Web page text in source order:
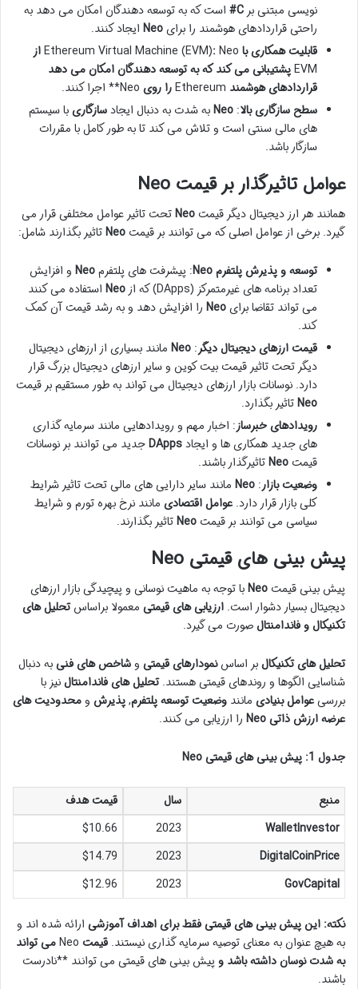
نویسی مبتنی بر C#
است که به توسعه دهندگان امکان می دهد به
راحتی قراردادهای هوشمند را برایNeo ایجاد کنند.
قابلیت همکاری با
Ethereum Virtual Machine (EVM):Neo
از
EVMپشتیبانی می کند که به توسعه دهندگان امکان می دهد
قراردادهای هوشمند Ethereumرا روی Neo** اجرا کنند.
سطح سازگاری بالا:
Neoبه شدت به دنبال ایجادسازگاریبا سیستم
های مالی سنتی است و تلاش می کند تا به طور کامل با مقررات
سازگار باشد.
عوامل تاثیرگذار بر قیمت Neo
همانند هر ارز دیجیتال دیگر قیمتNeoتحت تاثیر عوامل مختلفی قرار می
گیرد. برخی از عوامل اصلی که می توانند بر قیمتNeoتاثیر بگذارند شامل:
توسعه و پذیرش پلتفرم Neo : پیشرفت های پلتفرمNeo و افزایش
تعداد برنامه های غیرمتمرکز (DApps) که از
Neo استفاده می کنند
می تواند تقاضا برایNeo را افزایش دهد و به رشد قیمت آن کمک
کند.
قیمت ارزهای دیجیتال دیگر:
Neo مانند بسیاری از ارزهای دیجیتال
دیگر تحت تاثیر قیمت بیت کوین و سایر ارزهای دیجیتال بزرگ قرار
دارد. نوسانات بازار ارزهای دیجیتال می تواند به طور مستقیم بر قیمت
Neoتاثیر بگذارد.
رویدادهای خبرساز: اخبار مهم و رویدادهایی مانند سرمایه گذاری
های جدید همکاری ها و ایجادDAppsجدید می توانند بر نوسانات
قیمتNeoتاثیرگذار باشند.
وضعیت بازار:
Neo مانند سایر دارایی های مالی تحت تاثیر شرایط
کلی بازار قرار دارد. عوامل اقتصادی مانند نرخ بهره تورم و شرایط
سیاسی می توانند بر قیمتNeoتاثیر بگذارند.
پیش بینی های قیمتی Neo
پیش بینی قیمتNeoبا توجه به ماهیت نوسانی و پیچیدگی بازار ارزهای
دیجیتال بسیار دشوار است. ارزیابی های قیمتی معمولا براساستحلیل های
تکنیکال و فاندامنتالصورت می گیرد.
تحلیل های تکنیکالبر اساسنمودارهای قیمتی وشاخص های فنیبه دنبال
شناسایی الگوها و روندهای قیمتی هستند.تحلیل های فاندامنتالنیز با
بررسیعوامل بنیادی مانند وضعیت توسعه پلتفرم,پذیرش ومحدودیت های
عرضهارزش ذاتیNeo را ارزیابی می کنند.
جدول 1: پیش بینی های قیمتی Neo
منبع سال
قیمت هدف
WalletInvestor
2023
$10.66
DigitalCoinPrice
2023
$14.79
GovCapital
2023
$12.96
نکته: این پیش بینی های قیمتیفقط برای اهداف آموزشی ارائه شده اند و
به هیچ عنوان به معنای توصیه سرمایه گذاری نیستند. قیمت Neoمی تواند
به شدت نوسان داشته باشد وپیش بینی های قیمتی می توانند **نادرست
باشند.